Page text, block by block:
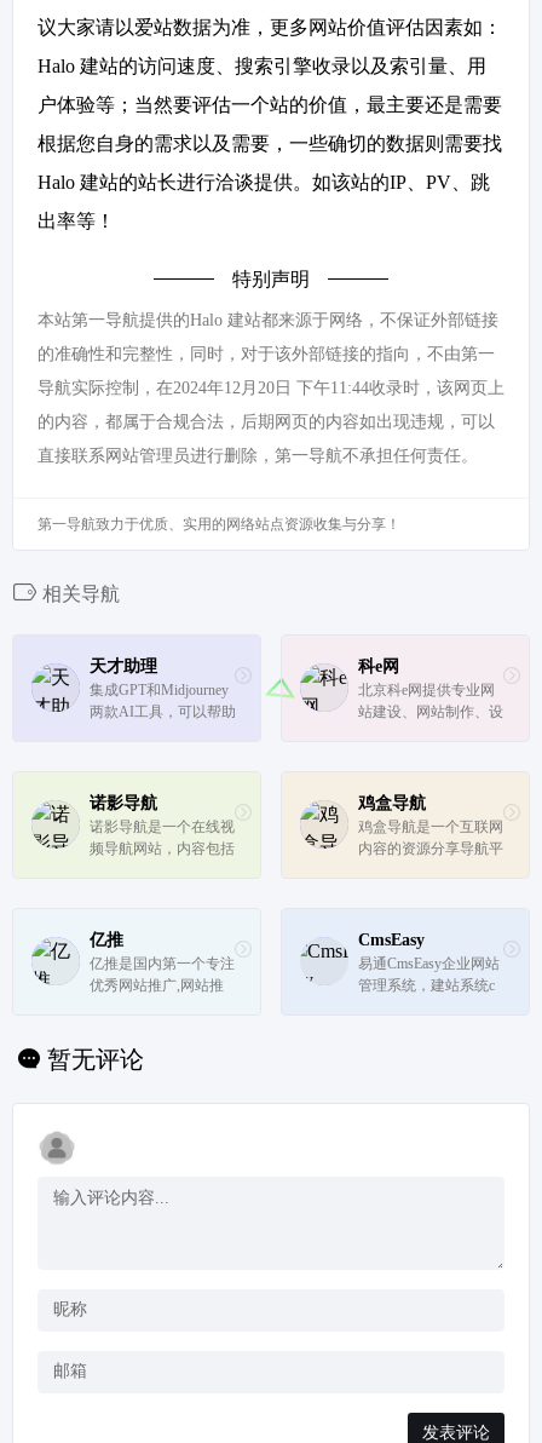
议大家请以爱站数据为准，更多网站价值评估因素如：
Halo 建站的访问速度、搜索引擎收录以及索引量、用
户体验等；当然要评估一个站的价值，最主要还是需要
根据您自身的需求以及需要，一些确切的数据则需要找
Halo 建站的站长进行洽谈提供。如该站的IP、PV、跳
出率等！
特别声明
本站第一导航提供的Halo 建站都来源于网络，不保证外部链接
的准确性和完整性，同时，对于该外部链接的指向，不由第一
导航实际控制，在2024年12月20日 下午11:44收录时，该网页上
的内容，都属于合规合法，后期网页的内容如出现违规，可以
直接联系网站管理员进行删除，第一导航不承担任何责任。
第一导航致力于优质、实用的网络站点资源收集与分享！
相关导航
天才助理
集成GPT和Midjourney
两款AI工具，可以帮助
端应用来适应不同场景
的需求
科e网
北京科e网提供专业网
站建设、网站制作、设
设计理念，专注高端网
站建设、网页设计、品
牌网站制作、响应式网
诺影导航
诺影导航是一个在线视
频导航网站，内容包括
电影视频导航。
鸡盒导航
鸡盒导航是一个互联网
内容的资源分享导航平
讯。
亿推
亿推是国内第一个专注
优秀网站推广,网站推
长和网站提供服务为己
任,免费提供网络营销
CmsEasy
易通CmsEasy企业网站
管理系统，建站系统c
暂无评论
发表评论